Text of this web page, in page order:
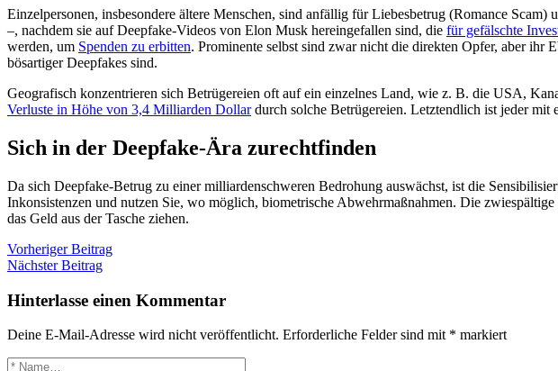
Einzelpersonen, insbesondere ältere Menschen, sind anfällig für Liebesbetrug (Romance
–, nachdem sie auf Deepfake-Videos von Elon Musk hereingefallen sind, die für gefälschte
werden, um Spenden zu erbitten. Prominente selbst sind zwar nicht die direkten Opfer, aber ihr
bösartiger Deepfakes sind.
Geografisch konzentrieren sich Betrügereien oft auf ein einzelnes Land, wie z. B. die USA,
Verluste in Höhe von 3,4 Milliarden Dollardurch solche Betrügereien. Letztendlich ist jeder mit
Sich in der Deepfake-Ära zurechtfinden
Da sich Deepfake-Betrug zu einer milliardenschweren Bedrohung auswächst, ist die
Inkonsistenzen und nutzen Sie, wo möglich, biometrische Abwehrmaßnahmen. Die
das Geld aus der Tasche ziehen.
Vorheriger Beitrag
Nächster Beitrag
Hinterlasse einen Kommentar
Deine E-Mail-Adresse wird nicht veröffentlicht. Erforderliche Felder sind mit * markiert